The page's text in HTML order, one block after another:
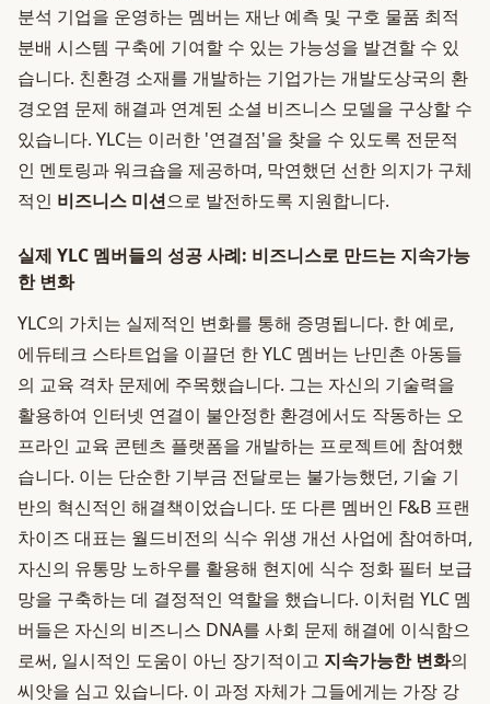
분석 기업을 운영하는 멤버는 재난 예측 및 구호 물품 최적
분배 시스템 구축에 기여할 수 있는 가능성을 발견할 수 있
습니다. 친환경 소재를 개발하는 기업가는 개발도상국의 환
경오염 문제 해결과 연계된 소셜 비즈니스 모델을 구상할 수
있습니다. YLC는 이러한 '연결점'을 찾을 수 있도록 전문적
인 멘토링과 워크숍을 제공하며, 막연했던 선한 의지가 구체
적인 비즈니스 미션으로 발전하도록 지원합니다.
실제 YLC 멤버들의 성공 사례: 비즈니스로 만드는 지속가능
한 변화
YLC의 가치는 실제적인 변화를 통해 증명됩니다. 한 예로,
에듀테크 스타트업을 이끌던 한 YLC 멤버는 난민촌 아동들
의 교육 격차 문제에 주목했습니다. 그는 자신의 기술력을
활용하여 인터넷 연결이 불안정한 환경에서도 작동하는 오
프라인 교육 콘텐츠 플랫폼을 개발하는 프로젝트에 참여했
습니다. 이는 단순한 기부금 전달로는 불가능했던, 기술 기
반의 혁신적인 해결책이었습니다. 또 다른 멤버인 F&B 프랜
차이즈 대표는 월드비전의 식수 위생 개선 사업에 참여하며,
자신의 유통망 노하우를 활용해 현지에 식수 정화 필터 보급
망을 구축하는 데 결정적인 역할을 했습니다. 이처럼 YLC 멤
버들은 자신의 비즈니스 DNA를 사회 문제 해결에 이식함으
로써, 일시적인 도움이 아닌 장기적이고 지속가능한 변화의
씨앗을 심고 있습니다. 이 과정 자체가 그들에게는 가장 강